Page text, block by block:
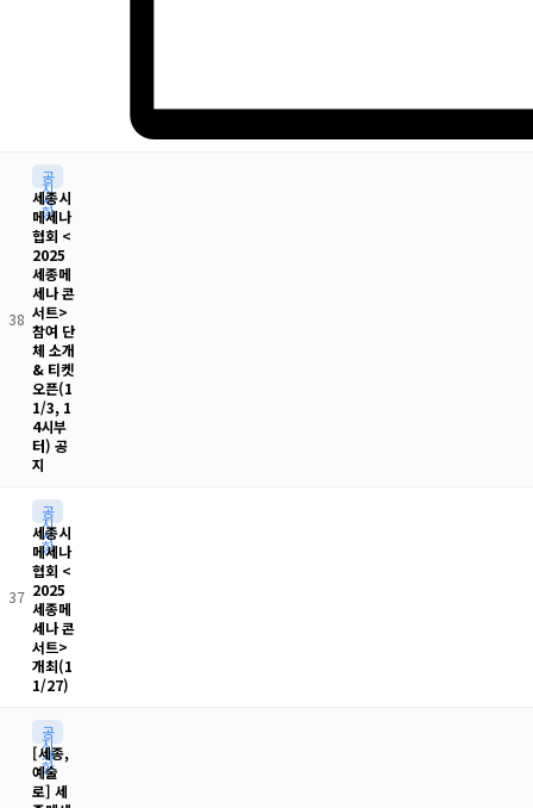
38
공
지
사
항
세종시
메세나
협회 <
2025
세종메
세나 콘
서트>
참여 단
체 소개
& 티켓
오픈(1
1/3, 1
4시부
터) 공
지
37
공
지
사
항
세종시
메세나
협회 <
2025
세종메
세나 콘
서트>
개최(1
1/27)
공
지
사
항
[세종,
예술
로] 세